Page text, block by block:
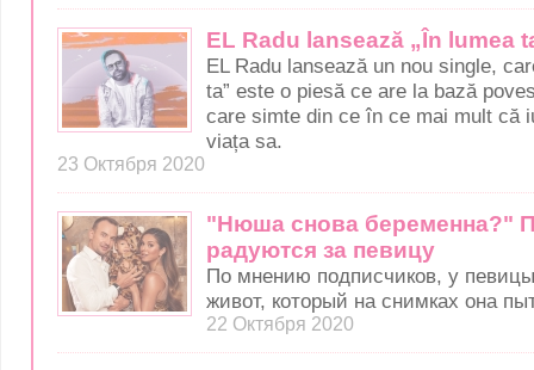
EL Radu lansează „În lumea
EL Radu lansează un nou single,
ta” este o piesă ce are la bază
care simte din ce în ce mai mult că
viața sa.
23 Октября 2020
"Нюша снова беременна?"
радуются за певицу
По мнению подписчиков, у
живот, который на снимках она
22 Октября 2020